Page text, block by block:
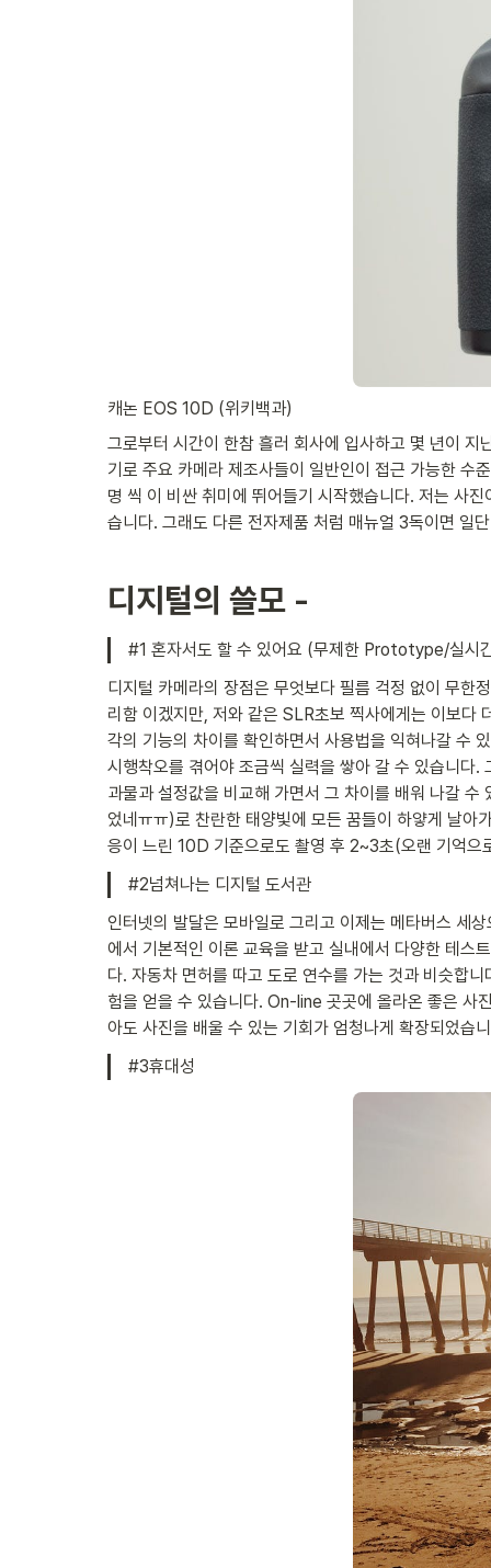
캐논 EOS 10D (위키백과)
그로부터 시간이 한참 흘러 회사에 입사하고 몇 년이
기로 주요 카메라 제조사들이 일반인이 접근 가능한
명 씩 이 비싼 취미에 뛰어들기 시작했습니다. 저는 사
습니다. 그래도 다른 전자제품 처럼 매뉴얼 3독이면 일
디지털의 쓸모 -
#1 혼자서도 할 수 있어요 (무제한 Prototype/실시
디지털 카메라의 장점은 무엇보다 필름 걱정 없이 무한
리함 이겠지만, 저와 같은 SLR초보 찍사에게는 이보
각의 기능의 차이를 확인하면서 사용법을 익혀나갈 수
시행착오를 겪어야 조금씩 실력을 쌓아 갈 수 있습니다
과물과 설정값을 비교해 가면서 그 차이를 배워 나갈
었네ㅠㅠ)로 찬란한 태양빛에 모든 꿈들이 하얗게 날아
응이 느린 10D 기준으로도 촬영 후 2~3초(오랜 기억으
#2넘쳐나는 디지털 도서관
인터넷의 발달은 모바일로 그리고 이제는 메타버스 세
에서 기본적인 이론 교육을 받고 실내에서 다양한 테스
다. 자동차 면허를 따고 도로 연수를 가는 것과 비슷합
험을 얻을 수 있습니다. On-line 곳곳에 올라온 좋은 사
아도 사진을 배울 수 있는 기회가 엄청나게 확장되었습
#3휴대성